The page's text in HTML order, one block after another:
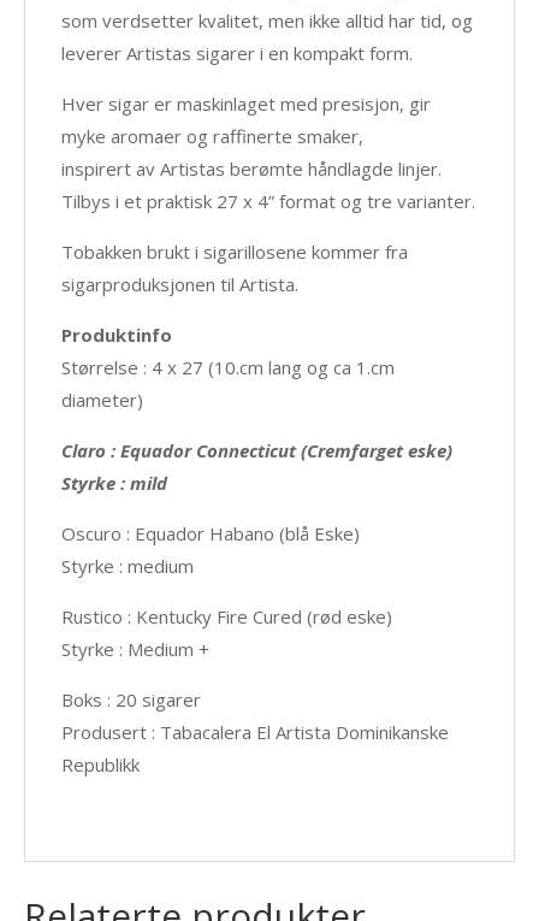
som verdsetter kvalitet, men ikke alltid har tid, og
leverer Artistas sigarer i en kompakt form.
Hver sigar er maskinlaget med presisjon, gir
myke aromaer og raffinerte smaker,
inspirert av Artistas berømte håndlagde linjer.
Tilbys i et praktisk 27 x 4” format og tre varianter.
Tobakken brukt i sigarillosene kommer fra
sigarproduksjonen til Artista.
Produktinfo
Størrelse : 4 x 27 (10.cm lang og ca 1.cm
diameter)
Claro : Equador Connecticut (Cremfarget eske)
Styrke : mild
Oscuro : Equador Habano (blå Eske)
Styrke : medium
Rustico : Kentucky Fire Cured (rød eske)
Styrke : Medium +
Boks : 20 sigarer
Produsert : Tabacalera El Artista Dominikanske
Republikk